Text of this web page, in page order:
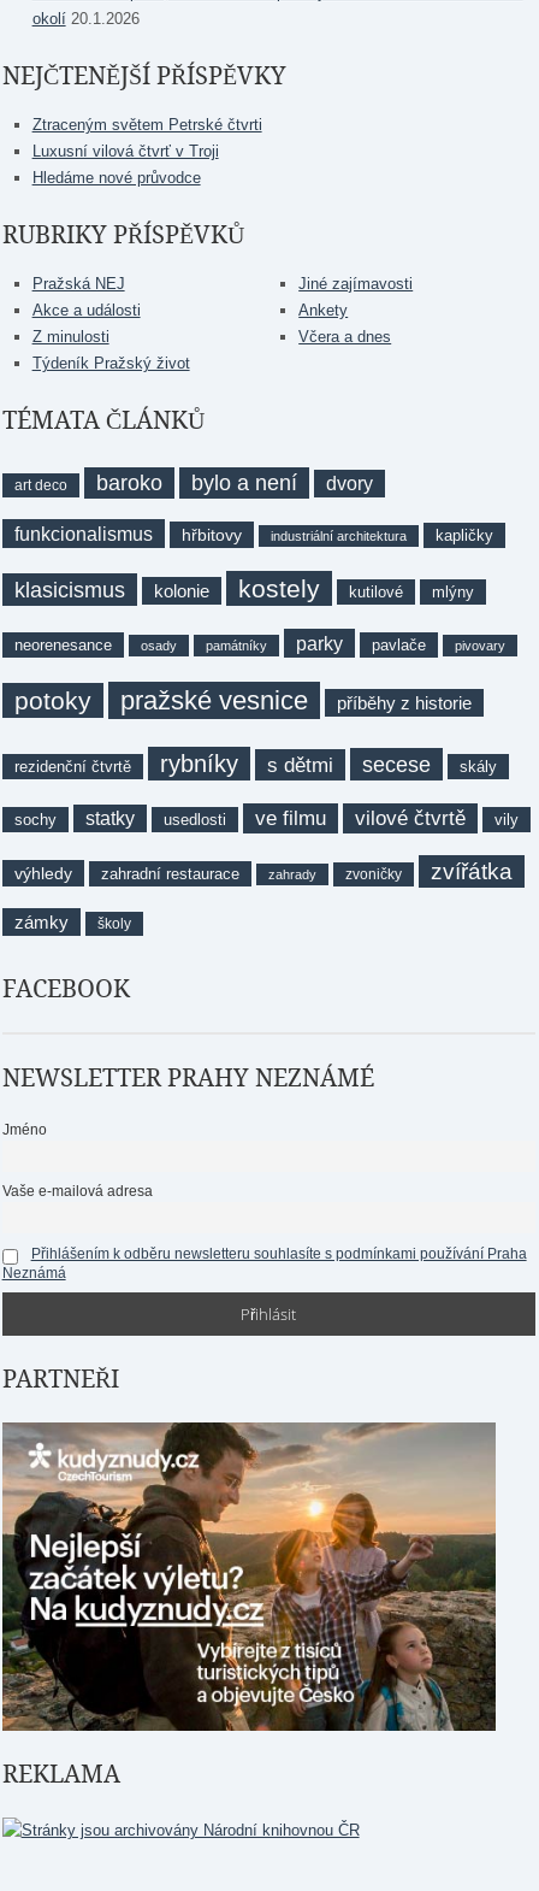
okolí 20.1.2026
NEJČTENĚJŠÍ PŘÍSPĚVKY
Ztraceným světem Petrské čtvrti
Luxusní vilová čtvrť v Troji
Hledáme nové průvodce
RUBRIKY PŘÍSPĚVKŮ
Pražská NEJ
Akce a události
Z minulosti
Týdeník Pražský život
Jiné zajímavosti
Ankety
Včera a dnes
TÉMATA ČLÁNKŮ
art deco baroko bylo a není dvory
funkcionalismus hřbitovy industriální architektura kapličky
klasicismus kolonie kostely kutilové mlýny
neorenesance osady památníky parky pavlače pivovary
potoky pražské vesnice příběhy z historie
rezidenční čtvrtě rybníky s dětmi secese skály
sochy statky usedlosti ve filmu vilové čtvrtě vily
výhledy zahradní restaurace zahrady zvoničky zvířátka
zámky školy
FACEBOOK
NEWSLETTER PRAHY NEZNÁMÉ
Jméno
Vaše e-mailová adresa
Přihlášením k odběru newsletteru souhlasíte s podmínkami používání Praha
Neznámá
PARTNEŘI
REKLAMA